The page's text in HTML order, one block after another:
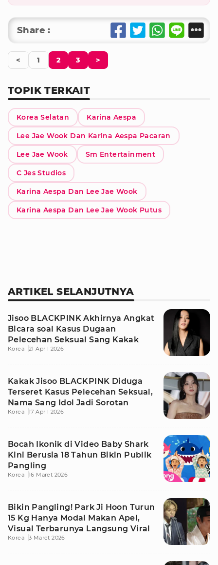
Share :
< 1 2 3 >
TOPIK TERKAIT
Korea Selatan Karina Aespa
Lee Jae Wook Dan Karina Aespa Pacaran
Lee Jae Wook Sm Entertainment
C Jes Studios
Karina Aespa Dan Lee Jae Wook
Karina Aespa Dan Lee Jae Wook Putus
ARTIKEL SELANJUTNYA
Jisoo BLACKPINK Akhirnya Angkat
Bicara soal Kasus Dugaan
Pelecehan Seksual Sang Kakak
Korea 21 April 2026
Kakak Jisoo BLACKPINK Diduga
Terseret Kasus Pelecehan Seksual,
Nama Sang Idol Jadi Sorotan
Korea 17 April 2026
Bocah Ikonik di Video Baby Shark
Kini Berusia 18 Tahun Bikin Publik
Pangling
Korea 16 Maret 2026
Bikin Pangling! Park Ji Hoon Turun
15 Kg Hanya Modal Makan Apel,
Visual Terbarunya Langsung Viral
Korea 3 Maret 2026